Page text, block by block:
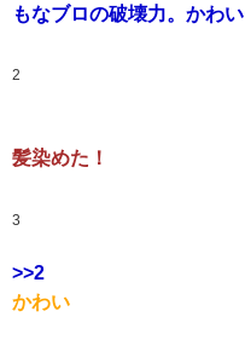
もなブロの破壊力。かわ
2
髪染めた！
3
>>2
かわい